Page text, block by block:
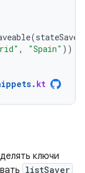
(stateSaver
, "Spain" ))
. kt
ключи
listSaver